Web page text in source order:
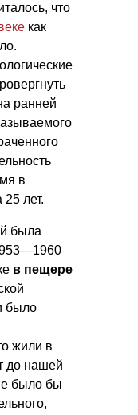
что
как
ранней
в
лет.
была
в пещере
было
жили в
до нашей
было бы